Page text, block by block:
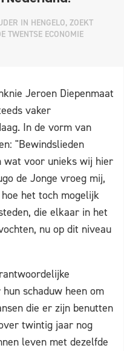
IN HENGELO, ZOEKT
TWENTSE ECONOMIE
Jeroen Diepenmaat
vaker
In de vorm van
"Bewindslieden
wat voor unieks wij hier
de Jonge vroeg mij,
het toch mogelijk
die elkaar in het
nu op dit niveau
schaduw heen om
die er zijn benutten
twintig jaar nog
leven met dezelfde